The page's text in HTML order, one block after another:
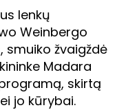
lenkų
Weinbergo
smuiko žvaigždė
Madara
skirtą
jo kūrybai.